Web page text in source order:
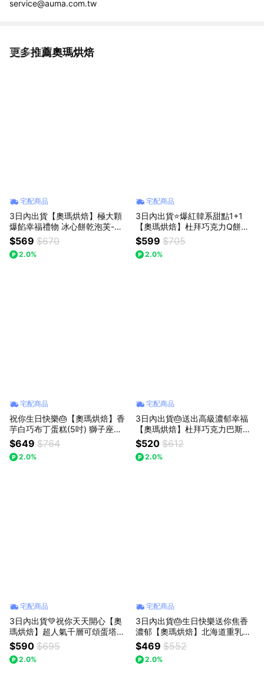
service@auma.com.tw
更多推薦奧瑪烘焙
看更多
宅配商品
3日內出貨【奧瑪烘焙】極大顆
爆餡幸福禮物 冰心餅乾泡芙-濃
情草莓｜綜合口味 情人節快樂
教師節快樂 獅子座生日快樂 泡
芙禮盒 LINE禮物獨家
$569 $670
2.0%
宅配商品
3日內出貨⭐️爆紅韓系甜點1+1
【奧瑪烘焙】杜拜巧克力Q餅＋
脆皮奶油年糕 (各4入) 情人節甜
點 520甜點 開心果甜點 獅子座
生日快樂 畢業禮物
$599 $705
2.0%
宅配商品
祝你生日快樂🎂【奧瑪烘焙】香
芋白巧布丁蛋糕(5吋) 獅子座生
日快樂 情人節蛋糕 生日蛋糕 畢
業禮物 升職禮物
$649 $764
2.0%
宅配商品
3日內出貨🎂送出高級濃郁幸福
【奧瑪烘焙】杜拜巧克力巴斯克
蛋糕(4吋) 多口味任選 獅子座生
日快樂 情人節快樂 畢業禮物
$520 $612
2.0%
宅配商品
3日內出貨💚祝你天天開心【奧
瑪烘焙】超人氣千層可頌蛋塔｜
雙重開心果｜綜合口味 LINE禮
物獨家 教師節快樂 獅子座生日
$590 $695
2.0%
宅配商品
3日內出貨🎂生日快樂送你焦香
濃郁【奧瑪烘焙】北海道重乳巴
斯克蛋糕(4吋) 多口味任選 杜拜
巧克力Q餅 加價購 獅子座生日快
樂 情人節快樂 520快樂 慶祝蛋
$469 $552
2.0%